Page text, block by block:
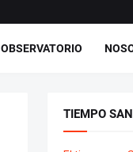
OBSERVATORIO
TIEMPO